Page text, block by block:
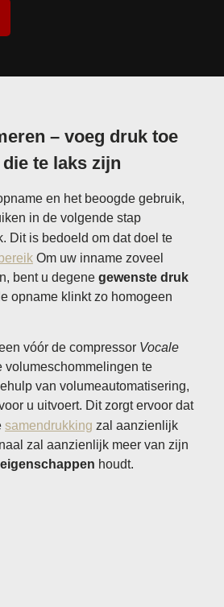
– voeg druk toe
te laks zijn
en het beoogde gebruik,
in de volgende stap
Dit is bedoeld om dat doel te
Om uw inname zoveel
bent u degene gewenste druk
opname klinkt zo homogeen
vóór de compressor Vocale
volumeschommelingen te
van volumeautomatisering,
u uitvoert. Dit zorgt ervoor dat
samendrukking zal aanzienlijk
zal aanzienlijk meer van zijn
houdt.